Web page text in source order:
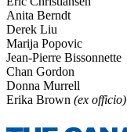
Anita Berndt
Derek Liu
Marija Popovic
Jean-Pierre Bissonnette
Chan Gordon
Donna Murrell
Erika Brown (ex officio)